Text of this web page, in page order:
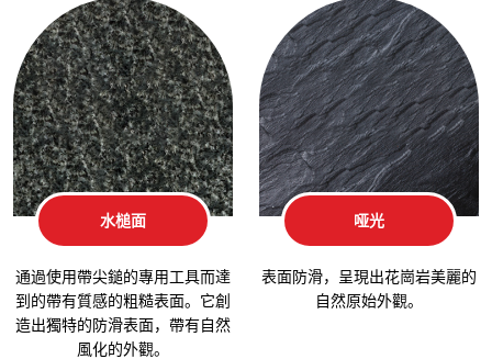
水槌面
通過使用帶尖鎚的專用工具而達
到的帶有質感的粗糙表面。它創
造出獨特的防滑表面，帶有自然
風化的外觀。
哑光
表面防滑，呈現出花崗岩美麗的
自然原始外觀。